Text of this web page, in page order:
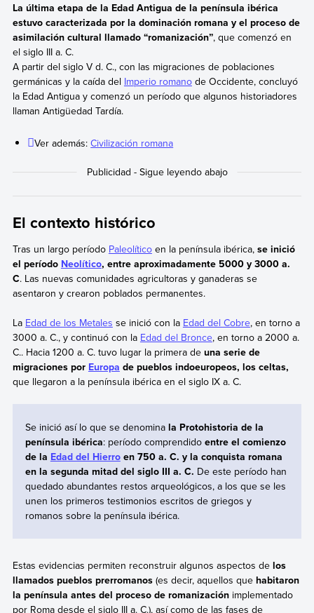
La última etapa de la Edad Antigua de la península ibérica
estuvo caracterizada por la dominación romana y el proceso de
asimilación cultural llamado “romanización”, que comenzó en
el siglo III a. C.
A partir del siglo V d. C., con las migraciones de poblaciones
germánicas y la caída del Imperio romanode Occidente, concluyó
la Edad Antigua y comenzó un período que algunos historiadores
llaman Antigüedad Tardía.
Ver además:Civilización romana
El contexto histórico
Tras un largo período Paleolíticoen la península ibérica, se inició
el período Neolítico, entre aproximadamente 5000 y 3000 a.
C. Las nuevas comunidades agricultoras y ganaderas se
asentaron y crearon poblados permanentes.
La Edad de los Metales se inició con la Edad del Cobre, en torno a
3000 a. C., y continuó con la Edad del Bronce, en torno a 2000 a.
C.. Hacia 1200 a. C. tuvo lugar la primera de una serie de
migraciones por Europa de pueblos indoeuropeos, los celtas,
que llegaron a la península ibérica en el siglo IX a. C.
Se inició así lo que se denomina la Protohistoria de la
península ibérica: período comprendido entre el comienzo
de la Edad del Hierroen 750 a. C. y la conquista romana
en la segunda mitad del siglo III a. C. De este período han
quedado abundantes restos arqueológicos, a los que se les
unen los primeros testimonios escritos de griegos y
romanos sobre la península ibérica.
Estas evidencias permiten reconstruir algunos aspectos de los
llamados pueblos prerromanos(es decir, aquellos que habitaron
la península antes del proceso de romanizaciónimplementado
por Roma desde el siglo III a. C.), así como de las fases de